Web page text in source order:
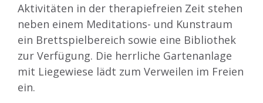
Aktivitäten in der therapiefreien Zeit stehen
neben einem Meditations- und Kunstraum
ein Brettspielbereich sowie eine Bibliothek
zur Verfügung. Die herrliche Gartenanlage
mit Liegewiese lädt zum Verweilen im Freien
ein.